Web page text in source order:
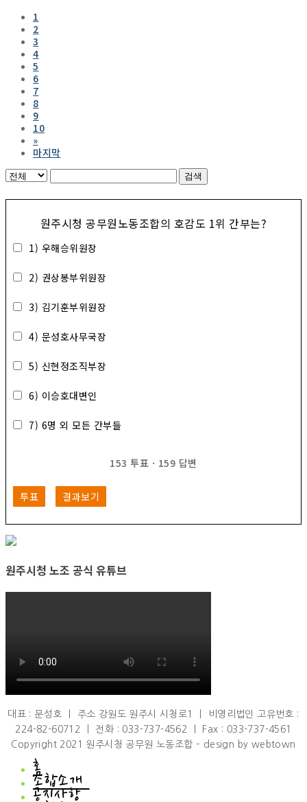
1
2
3
4
5
6
7
8
9
10
»
마지막
검색
원주시청 공무원노동조합의 호감도 1위 간부는?
1) 우해승위원장
2) 권상봉부위원장
3) 김기훈부위원장
4) 문성호사무국장
5) 신현정조직부장
6) 이승호대변인
7) 6명 외 모든 간부들
153 투표 · 159 답변
투표 결과보기
원주시청 노조 공식 유튜브
대표 : 문성호 ㅣ 주소 강원도 원주시 시청로1 ㅣ 비영리법인 고유번호 :
224-82-60712 ㅣ 전화 : 033-737-4562 ㅣ Fax : 033-737-4561
Copyright 2021 원주시청 공무원 노동조합 – design by webtown
홈
조합소개
조합소개
공지사항